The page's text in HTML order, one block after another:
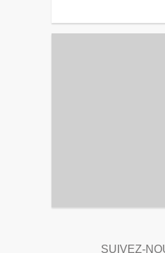
SUIVEZ-